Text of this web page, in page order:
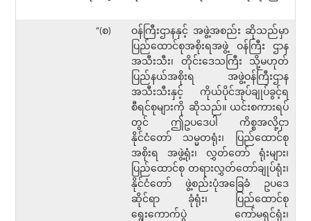
“(စ)
ဝန်ကြီးဌာနနှင့် အဖွဲ့အစည်း ဆိုသည်မှာ
ပြည်ထောင်စုအစိုးရအဖွဲ့ ဝန်ကြီး ဌာန
အသီးသီး၊ တိုင်းဒေသကြီး သို့မဟုတ်
ပြည်နယ်အစိုးရ အဖွဲ့ဝန်ကြီးဌာန
အသီးသီးနှင့် ကိုယ်ပိုင်အုပ်ချုပ်ခွင့်ရ
စီရင်စုများကို ဆိုသည်။ ယင်းစကားရပ်
တွင် ဤဥပဒေပါ ကိစ္စအလို့ငှာ
နိုင်ငံတော် သမ္မတရုံး၊ ပြည်ထောင်စု
အစိုးရ အဖွဲ့ရုံး၊ လွှတ်တော် ရုံးများ၊
ပြည်ထောင်စု တရားလွှတ်တော်ချုပ်ရုံး၊
နိုင်ငံတော် ဖွဲ့စည်းပုံအခြေခံ ဥပဒေ
ဆိုင်ရာ ခုံရုံး၊ ပြည်ထောင်စု
ရွေးကောက်ပွဲ ကော်မရှင်ရုံး၊